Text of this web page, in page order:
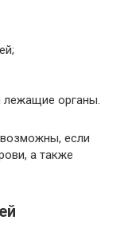
органы.
если
а также